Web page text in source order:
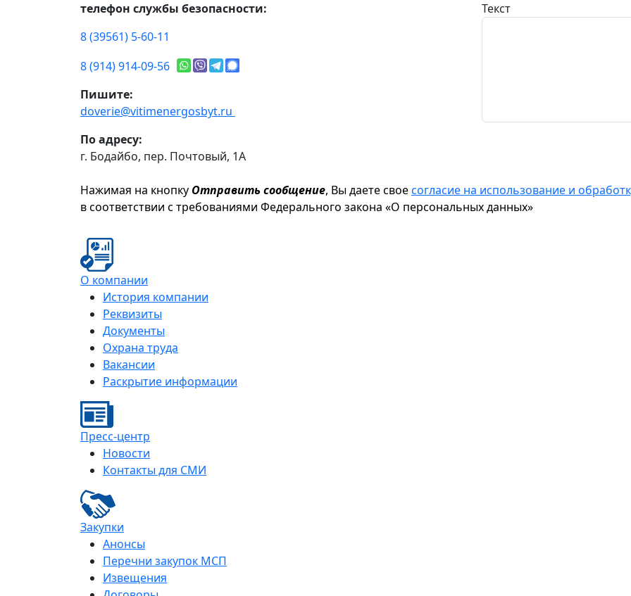
телефон службы безопасности:
8 (39561) 5-60-11
8 (914) 914-09-56
Пишите:
doverie@vitimenergosbyt.ru
По адресу:
г. Бодайбо, пер. Почтовый, 1А
Текст
Нажимая на кнопку Отправить сообщение, Вы даете своесогласие на использование и
в соответствии с требованиями Федерального закона «О персональных данных»
О компании
История компании
Реквизиты
Документы
Охрана труда
Вакансии
Раскрытие информации
Пресс-центр
Новости
Контакты для СМИ
Закупки
Анонсы
Перечни закупок МСП
Извещения